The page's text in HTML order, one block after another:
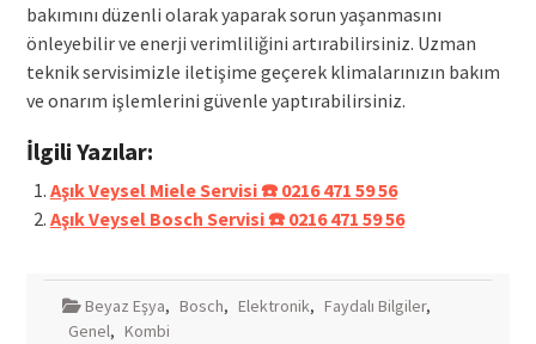
bakımını düzenli olarak yaparak sorun yaşanmasını
önleyebilir ve enerji verimliliğini artırabilirsiniz. Uzman
teknik servisimizle iletişime geçerek klimalarınızın bakım
ve onarım işlemlerini güvenle yaptırabilirsiniz.
İlgili Yazılar:
Aşık Veysel Miele Servisi ☎️ 0216 471 59 56
Aşık Veysel Bosch Servisi ☎️ 0216 471 59 56
Beyaz Eşya, Bosch, Elektronik, Faydalı Bilgiler,
Genel, Kombi